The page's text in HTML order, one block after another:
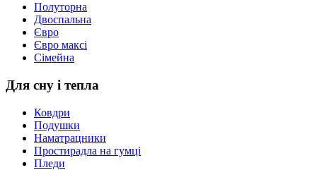
Полуторна
Двоспальна
Євро
Євро максі
Сімейна
Для сну і тепла
Ковдри
Подушки
Наматрацники
Простирадла на гумці
Пледи